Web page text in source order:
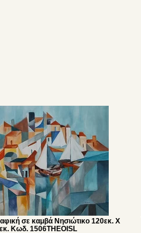
σε καμβά Νησιώτικο 120εκ. Χ
Κωδ. 1506THEOISL